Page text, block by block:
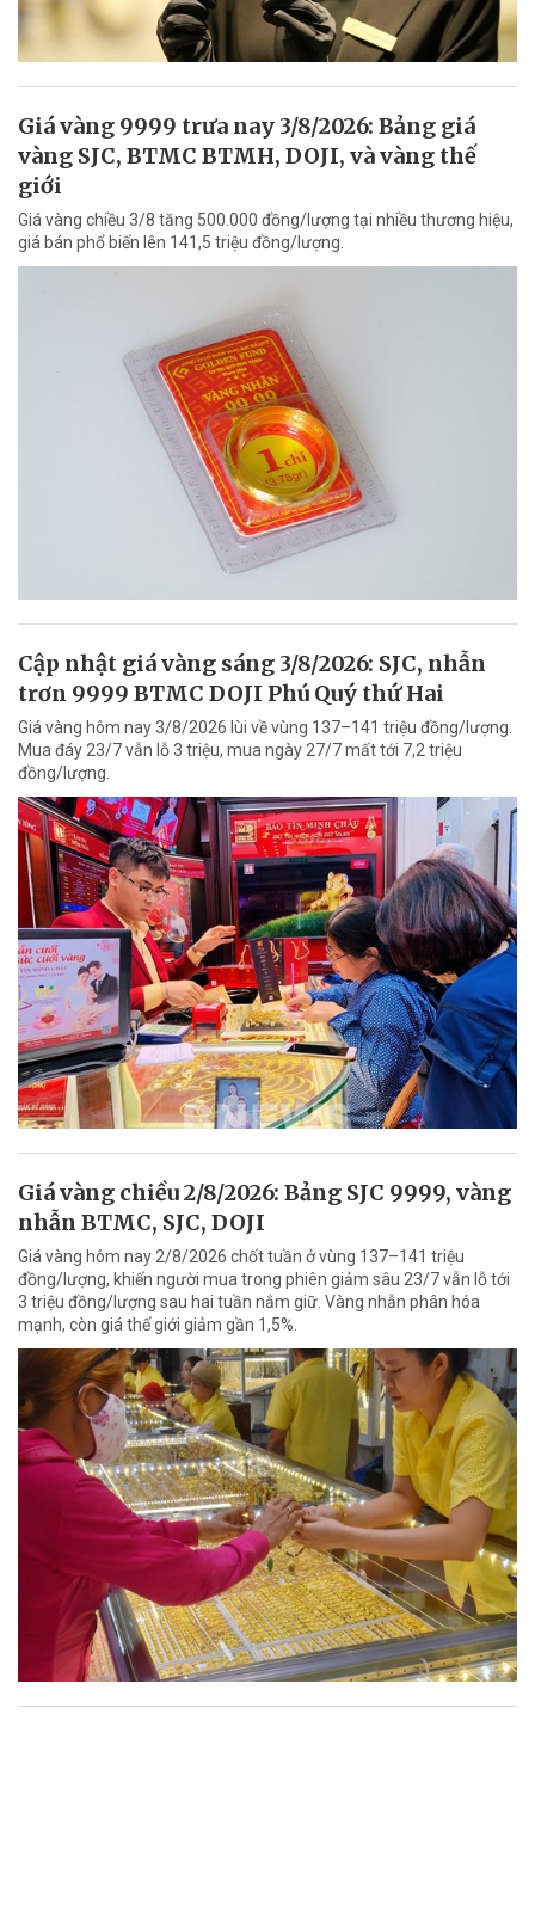
Giá vàng 9999 trưa nay 3/8/2026: Bảng giá
vàng SJC, BTMC BTMH, DOJI, và vàng thế
giới
Giá vàng chiều 3/8 tăng 500.000 đồng/lượng tại nhiều thương hiệu,
giá bán phổ biến lên 141,5 triệu đồng/lượng.
Cập nhật giá vàng sáng 3/8/2026: SJC, nhẫn
trơn 9999 BTMC DOJI Phú Quý thứ Hai
Giá vàng hôm nay 3/8/2026 lùi về vùng 137–141 triệu đồng/lượng.
Mua đáy 23/7 vẫn lỗ 3 triệu, mua ngày 27/7 mất tới 7,2 triệu
đồng/lượng.
Giá vàng chiều 2/8/2026: Bảng SJC 9999, vàng
nhẫn BTMC, SJC, DOJI
Giá vàng hôm nay 2/8/2026 chốt tuần ở vùng 137–141 triệu
đồng/lượng, khiến người mua trong phiên giảm sâu 23/7 vẫn lỗ tới
3 triệu đồng/lượng sau hai tuần nắm giữ. Vàng nhẫn phân hóa
mạnh, còn giá thế giới giảm gần 1,5%.